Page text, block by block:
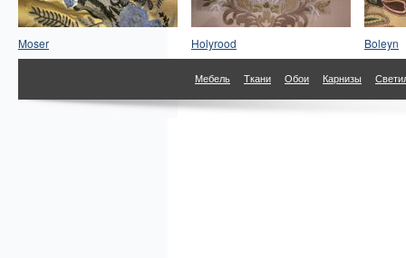
Moser Holyrood Boleyn
Мебель Ткани Обои Карнизы